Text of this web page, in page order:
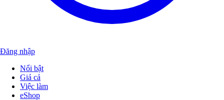
Đăng nhập
Nổi bật
Giá cả
Việc làm
eShop